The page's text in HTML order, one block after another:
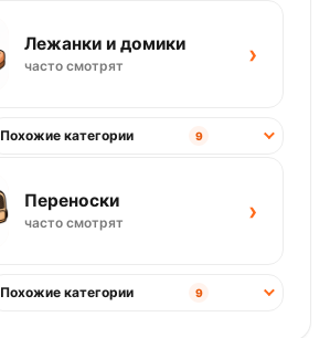
Лежанки и домики
часто смотрят ›
Похожие категории 9
Переноски
часто смотрят ›
Похожие категории 9